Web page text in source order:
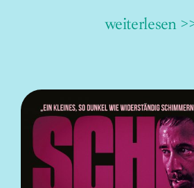
weiterlesen